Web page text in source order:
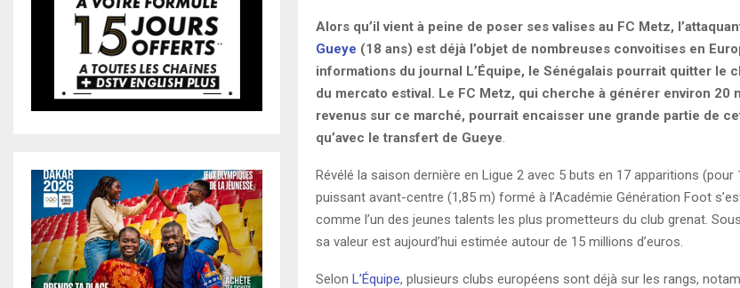
Alors qu’il vient à peine de poser ses valises au FC Metz,
Gueye (18 ans) est déjà l’objet de nombreuses convoitises en
informations du journal L’Équipe, le Sénégalais pourrait quitter le
du mercato estival. Le FC Metz, qui cherche à générer environ 20
revenus sur ce marché, pourrait encaisser une grande partie de
qu’avec le transfert de Gueye.
Révélé la saison dernière en Ligue 2 avec 5 buts en 17 apparitions (pour
puissant avant-centre (1,85 m) formé à l’Académie Génération Foot
comme l’un des jeunes talents les plus prometteurs du club grenat.
sa valeur est aujourd’hui estimée autour de 15 millions d’euros.
Selon L’Équipe, plusieurs clubs européens sont déjà sur les rangs,